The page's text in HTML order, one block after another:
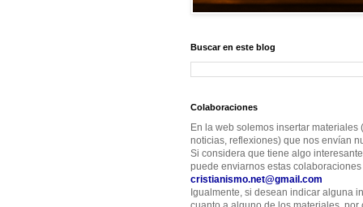
Buscar en este blog
Colaboraciones
En la web solemos insertar materiales
noticias, reflexiones) que nos envían
Si considera que tiene algo
puede enviarnos estas
cristianismo.net@gmail.com
Igualmente, si desean indicar alguna